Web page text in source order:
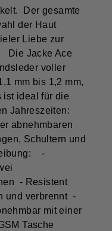
Der gesamte
der Haut
Liebe zur
Die Jacke Ace
voller
mm bis 1,2 mm,
ideal für die
Jahreszeiten:
abnehmbaren
Schultern und
-
- Resistent
und verbrennt -
mit einer
Tasche